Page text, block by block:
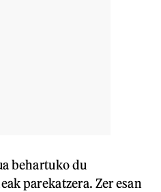
behartuko du
parekatzera. Zer esan